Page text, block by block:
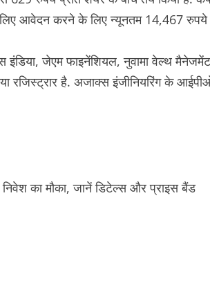
आवेदन करने के लिए न्यूनतम 14,467 रुपये
इंडिया, जेएम फाइनेंशियल, नुवामा वेल्थ
रजिस्ट्रार है. अजाक्स इंजीनियरिंग के